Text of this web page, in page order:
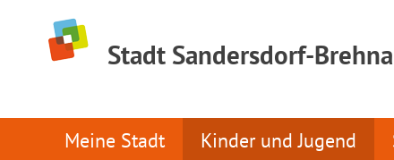
Stadt Sandersdorf-Brehna
Meine Stadt Kinder und Jugend